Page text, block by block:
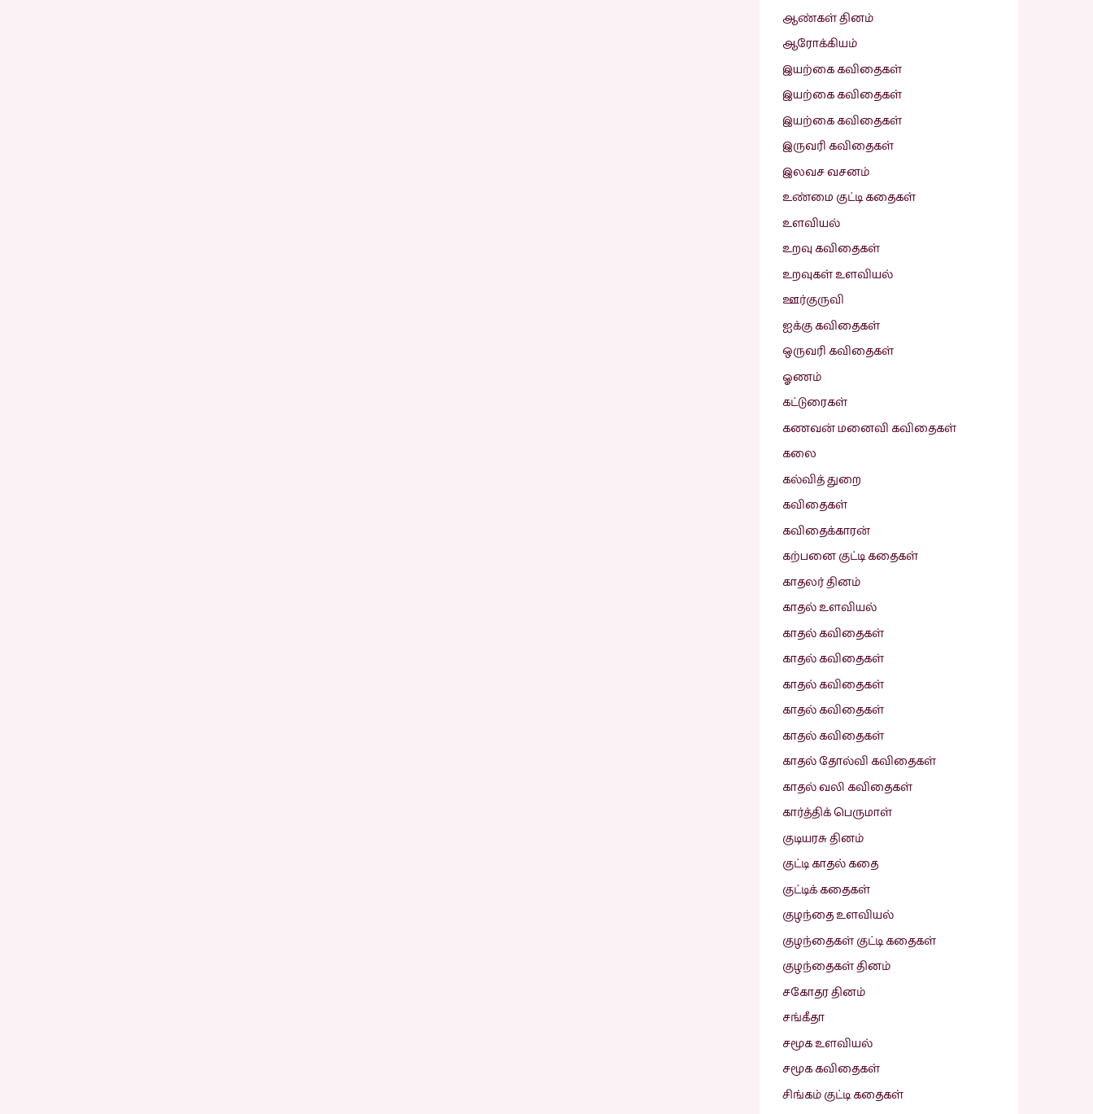
ஆண்கள் தினம்
ஆரோக்கியம்
இயற்கை கவிதைகள்
இயற்கை கவிதைகள்
இயற்கை கவிதைகள்
இருவரி கவிதைகள்
இலவச வசனம்
உண்மை குட்டி கதைகள்
உளவியல்
உறவு கவிதைகள்
உறவுகள் உளவியல்
ஊர்குருவி
ஐக்கு கவிதைகள்
ஒருவரி கவிதைகள்
ஓணம்
கட்டுரைகள்
கணவன் மனைவி கவிதைகள்
கலை
கல்வித் துறை
கவிதைகள்
கவிதைக்காரன்
கற்பனை குட்டி கதைகள்
காதலர் தினம்
காதல் உளவியல்
காதல் கவிதைகள்
காதல் கவிதைகள்
காதல் கவிதைகள்
காதல் கவிதைகள்
காதல் கவிதைகள்
காதல் தோல்வி கவிதைகள்
காதல் வலி கவிதைகள்
கார்த்திக் பெருமாள்
குடியரசு தினம்
குட்டி காதல் கதை
குட்டிக் கதைகள்
குழந்தை உளவியல்
குழந்தைகள் குட்டி கதைகள்
குழந்தைகள் தினம்
சகோதர தினம்
சங்கீதா
சமூக உளவியல்
சமூக கவிதைகள்
சிங்கம் குட்டி கதைகள்